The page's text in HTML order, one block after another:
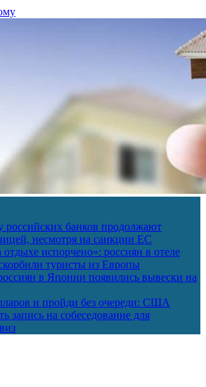
российских банков продолжают
несмотря на санкции ЕС
отдыхе испорчено»: россиян в отеле
туристы из Европы
в Японии появились вывески на
и пройди без очереди: США
запись на собеседование для